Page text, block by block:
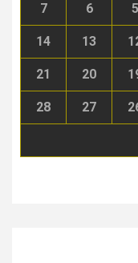
5
6
7
13
14
20
21
27
28